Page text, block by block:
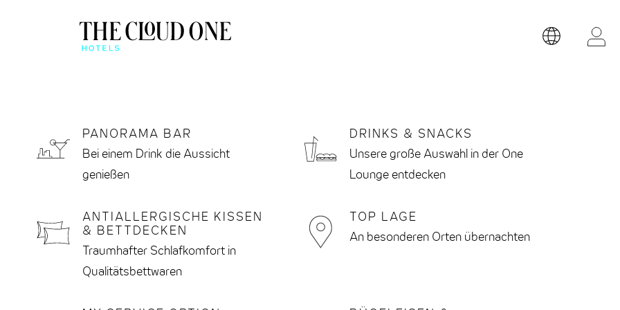
Sprache
BE
QUICK CHECK-IN & MOBILE KEY
PANORAMA BAR
Bei einem Drink die Aussicht
genießen
DRINKS & SNACKS
Unsere große Auswahl in der One
Lounge entdecken
ANTIALLERGISCHE KISSEN
& BETTDECKEN
Traumhafter Schlafkomfort in
Qualitätsbettwaren
TOP LAGE
An besonderen Orten übernachten